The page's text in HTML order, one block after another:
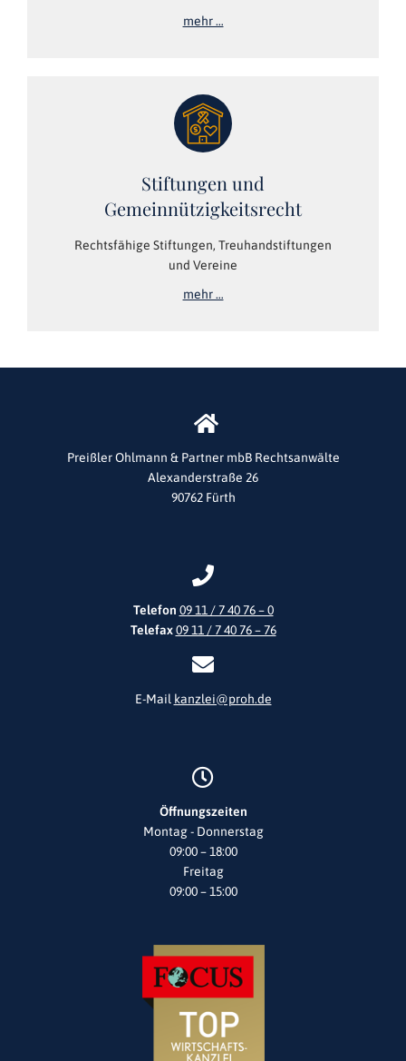
mehr …
Stiftungen und
Gemeinnützigkeitsrecht
Rechtsfähige Stiftungen, Treuhandstiftungen
und Vereine
mehr …
Preißler Ohlmann & Partner mbB Rechtsanwälte
Alexanderstraße 26
90762 Fürth
Telefon 09 11 / 7 40 76 – 0
Telefax 09 11 / 7 40 76 – 76
E-Mail kanzlei@proh.de
Öffnungszeiten
Montag - Donnerstag
09:00 – 18:00
Freitag
09:00 – 15:00